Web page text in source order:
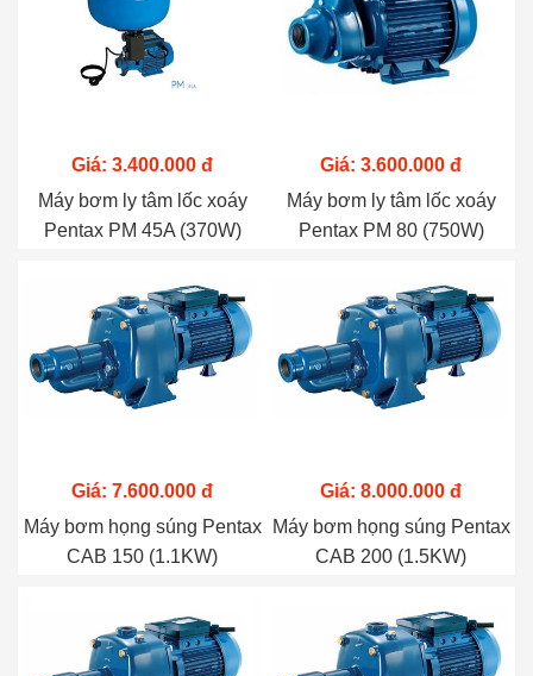
Giá: 3.400.000 đ
Máy bơm ly tâm lốc xoáy
Pentax PM 45A (370W)
Giá: 3.600.000 đ
Máy bơm ly tâm lốc xoáy
Pentax PM 80 (750W)
Giá: 7.600.000 đ
Máy bơm họng súng Pentax
CAB 150 (1.1KW)
Giá: 8.000.000 đ
Máy bơm họng súng Pentax
CAB 200 (1.5KW)